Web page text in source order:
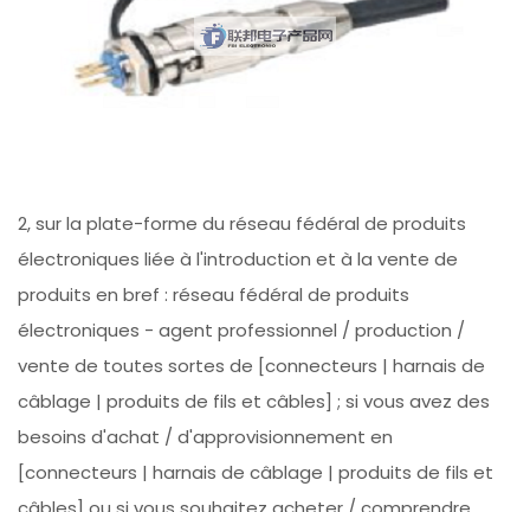
2, sur la plate-forme du réseau fédéral de produits
électroniques liée à l'introduction et à la vente de
produits en bref : réseau fédéral de produits
électroniques - agent professionnel / production /
vente de toutes sortes de [connecteurs | harnais de
câblage | produits de fils et câbles] ; si vous avez des
besoins d'achat / d'approvisionnement en
[connecteurs | harnais de câblage | produits de fils et